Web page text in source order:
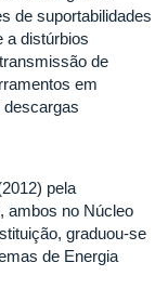
de suportabilidades
a distúrbios
de
em
pela
ambos no Núcleo
graduou-se
de Energia